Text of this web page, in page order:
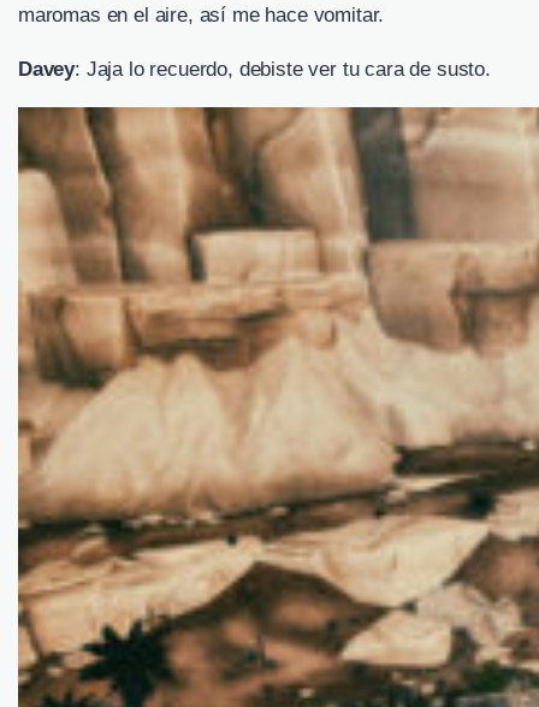
maromas en el aire, así me hace vomitar.
Davey: Jaja lo recuerdo, debiste ver tu cara de susto.